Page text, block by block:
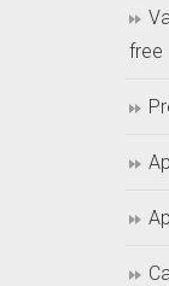
free